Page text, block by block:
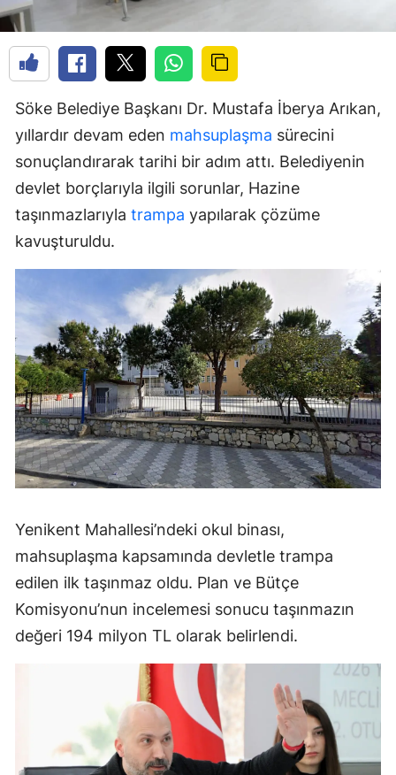
Söke Belediye Başkanı Dr. Mustafa İberya Arıkan,
yıllardır devam eden mahsuplaşma sürecini
sonuçlandırarak tarihi bir adım attı. Belediyenin
devlet borçlarıyla ilgili sorunlar, Hazine
taşınmazlarıyla trampa yapılarak çözüme
kavuşturuldu.
Yenikent Mahallesi’ndeki okul binası,
mahsuplaşma kapsamında devletle trampa
edilen ilk taşınmaz oldu. Plan ve Bütçe
Komisyonu’nun incelemesi sonucu taşınmazın
değeri 194 milyon TL olarak belirlendi.